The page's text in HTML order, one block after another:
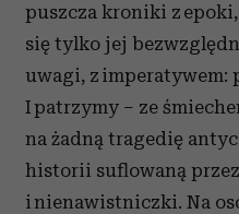
puszcza kroniki z
się tylko jej
uwagi, z imperatywem:
I patrzymy – ze
na żadną tragedię
historii suflowaną
i nienawistniczki. Na